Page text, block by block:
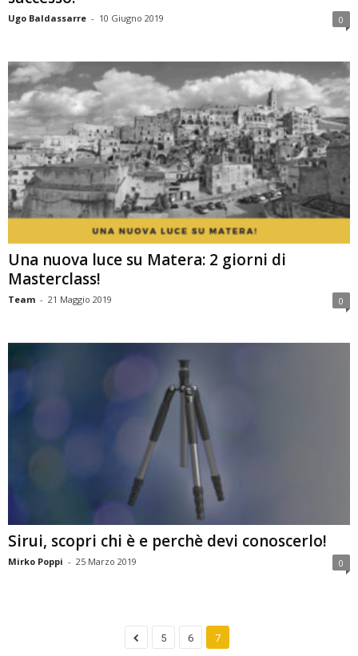
Ugo Baldassarre - 10 Giugno 2019 0
Una nuova luce su Matera: 2 giorni di
Masterclass!
Team - 21 Maggio 2019 0
Sirui, scopri chi è e perchè devi conoscerlo!
Mirko Poppi - 25 Marzo 2019 0
5 6 7